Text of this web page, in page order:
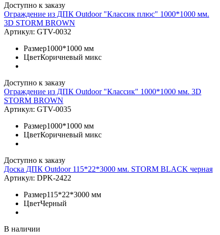
Доступно к заказу
Ограждение из ДПК Outdoor "Классик плюс" 1000*1000 мм.
3D STORM BROWN
Артикул: GTV-0032
Размер1000*1000 мм
ЦветКоричневый микс
Доступно к заказу
Ограждение из ДПК Outdoor "Классик" 1000*1000 мм. 3D
STORM BROWN
Артикул: GTV-0035
Размер1000*1000 мм
ЦветКоричневый микс
Доступно к заказу
Доска ДПК Outdoor 115*22*3000 мм. STORM BLACK черная
Артикул: DPK-2422
Размер115*22*3000 мм
ЦветЧерный
В наличии